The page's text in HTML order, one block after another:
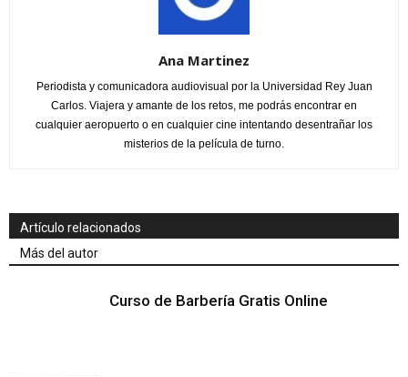
Ana Martinez
Periodista y comunicadora audiovisual por la Universidad Rey Juan
Carlos. Viajera y amante de los retos, me podrás encontrar en
cualquier aeropuerto o en cualquier cine intentando desentrañar los
misterios de la película de turno.
Artículo relacionados
Más del autor
Curso de Barbería Gratis Online